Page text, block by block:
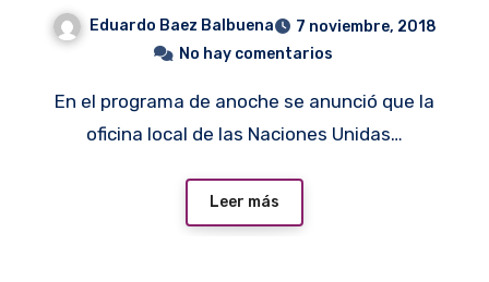
Eduardo Baez Balbuena
7 noviembre, 2018
No hay comentarios
En el programa de anoche se anunció que la
oficina local de las Naciones Unidas…
Leer más